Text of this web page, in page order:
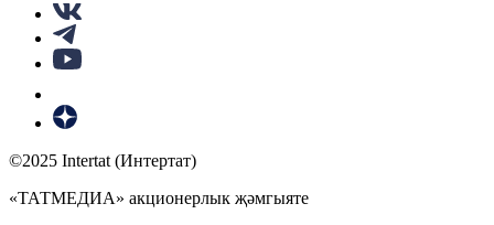
©2025 Intertat (Интертат)
«ТАТМЕДИА» акционерлык җәмгыяте